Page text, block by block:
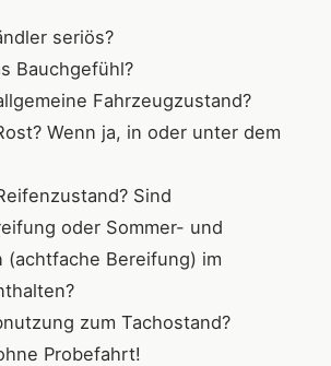
seriös?
Bauchgefühl?
Fahrzeugzustand?
Wenn ja, in oder unter dem
Sind
oder Sommer- und
(achtfache Bereifung) im
zum Tachostand?
Probefahrt!